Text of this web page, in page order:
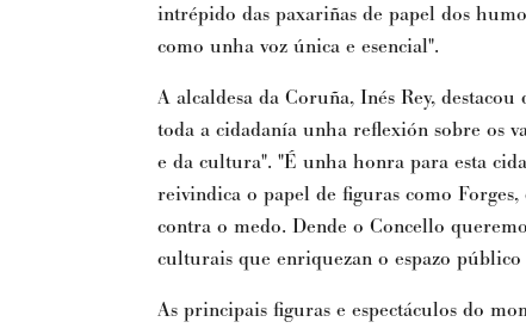
intrépido das paxariñas de papel dos
como unha voz única e esencial".
A alcaldesa da Coruña, Inés Rey,
toda a cidadanía unha reflexión sobre os
e da cultura". "É unha honra para esta
reivindica o papel de figuras como
contra o medo. Dende o Concello
culturais que enriquezan o espazo
As principais figuras e espectáculos do